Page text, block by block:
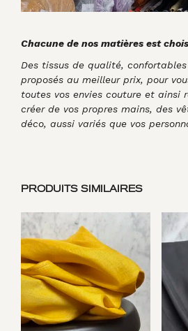
Chacune de nos matières est
Des tissus de qualité,
proposés au meilleur prix, pour
toutes vos envies couture et ainsi
créer de vos propres mains, des
déco, aussi variés que vos
PRODUITS SIMILAIRES